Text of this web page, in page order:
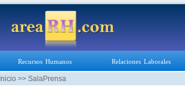
Recursos Humanos Relaciones Laborales
Inicio >> SalaPrensa